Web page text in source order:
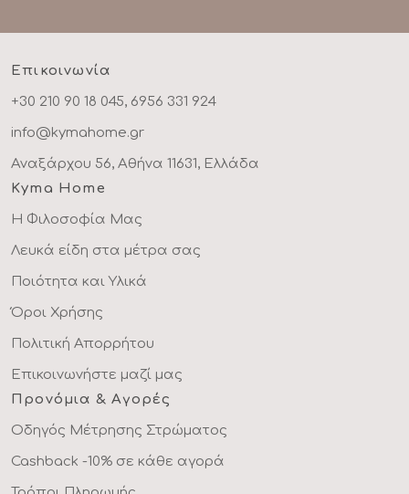
Επικοινωνία
+30 210 90 18 045, 6956 331 924
info@kymahome.gr
Αναξάρχου 56, Αθήνα 11631, Ελλάδα
Kyma Home
Η Φιλοσοφία Μας
Λευκά είδη στα μέτρα σας
Ποιότητα και Υλικά
Όροι Χρήσης
Πολιτική Απορρήτου
Επικοινωνήστε μαζί μας
Προνόμια & Αγορές
Οδηγός Μέτρησης Στρώματος
Cashback -10% σε κάθε αγορά